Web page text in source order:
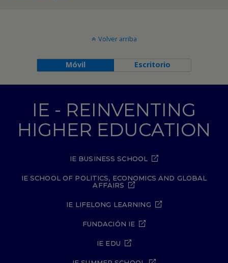
Volver arriba
Móvil Escritorio
IE - REINVENTING
HIGHER EDUCATION
IE BUSINESS SCHOOL
IE SCHOOL OF POLITICS, ECONOMICS AND GLOBAL
AFFAIRS
IE LIFELONG LEARNING
FUNDACIÓN IE
IE EDU